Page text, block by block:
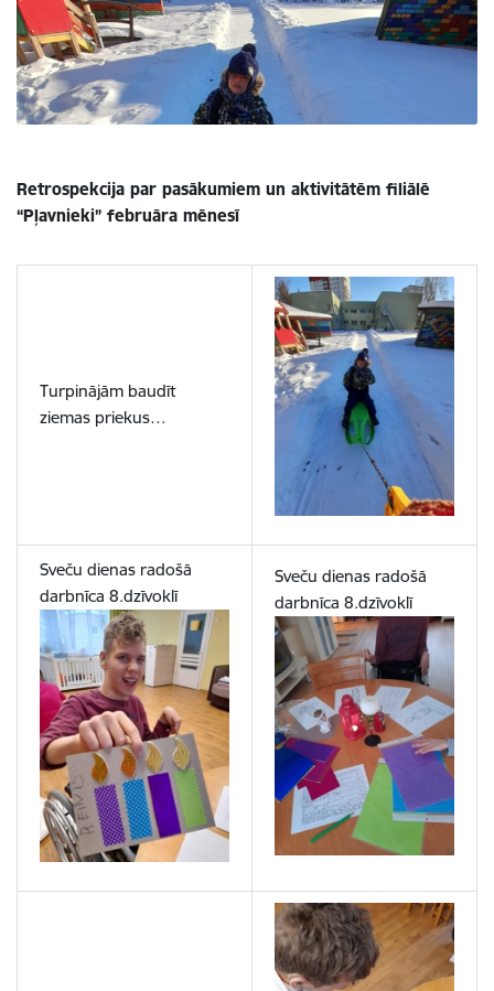
Retrospekcija par pasākumiem un aktivitātēm filiālē
“Pļavnieki” februāra mēnesī
Turpinājām baudīt
ziemas priekus…
Sveču dienas radošā
darbnīca 8.dzīvoklī
Sveču dienas radošā
darbnīca 8.dzīvoklī